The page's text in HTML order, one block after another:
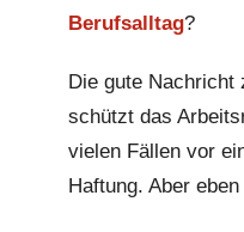
Berufsalltag?
Die gute Nachricht
schützt das
vielen Fällen vor
Haftung. Aber